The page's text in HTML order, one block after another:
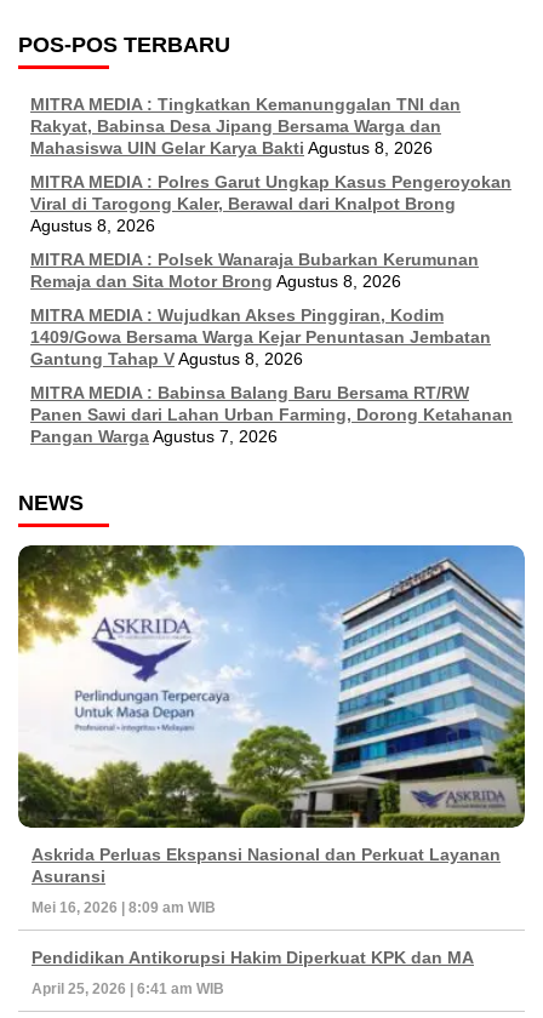
POS-POS TERBARU
MITRA MEDIA : Tingkatkan Kemanunggalan TNI dan
Rakyat, Babinsa Desa Jipang Bersama Warga dan
Mahasiswa UIN Gelar Karya Bakti Agustus 8, 2026
MITRA MEDIA : Polres Garut Ungkap Kasus Pengeroyokan
Viral di Tarogong Kaler, Berawal dari Knalpot Brong
Agustus 8, 2026
MITRA MEDIA : Polsek Wanaraja Bubarkan Kerumunan
Remaja dan Sita Motor Brong Agustus 8, 2026
MITRA MEDIA : Wujudkan Akses Pinggiran, Kodim
1409/Gowa Bersama Warga Kejar Penuntasan Jembatan
Gantung Tahap VAgustus 8, 2026
MITRA MEDIA : Babinsa Balang Baru Bersama RT/RW
Panen Sawi dari Lahan Urban Farming, Dorong Ketahanan
Pangan WargaAgustus 7, 2026
NEWS
Askrida Perluas Ekspansi Nasional dan Perkuat Layanan
Asuransi
Mei 16, 2026 | 8:09 am WIB
Pendidikan Antikorupsi Hakim Diperkuat KPK dan MA
April 25, 2026 | 6:41 am WIB